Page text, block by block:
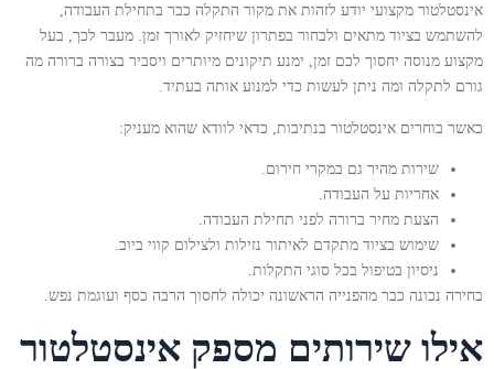
אינסטלטור מקצועי יודע לזהות את מקור התקלה כבר בתחילת העבודה,
להשתמש בציוד מתאים ולבחור בפתרון שיחזיק לאורך זמן. מעבר לכך, בעל
מקצוע מנוסה יחסוך לכם זמן, ימנע תיקונים מיותרים ויסביר בצורה ברורה מה
גורם לתקלה ומה ניתן לעשות כדי למנוע אותה בעתיד.
כאשר בוחרים אינסטלטור בנתיבות, כדאי לוודא שהוא מעניק:
שירות מהיר גם במקרי חירום.
אחריות על העבודה.
הצעת מחיר ברורה לפני תחילת העבודה.
שימוש בציוד מתקדם לאיתור נזילות ולצילום קווי ביוב.
ניסיון בטיפול בכל סוגי התקלות.
בחירה נכונה כבר מהפנייה הראשונה יכולה לחסוך הרבה כסף ועוגמת נפש.
אילו שירותים מספק אינסטלטור